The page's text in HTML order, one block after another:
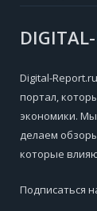
DIGITAL-
Digital-
портал,
экономики.
делаем
которые
Подписаться